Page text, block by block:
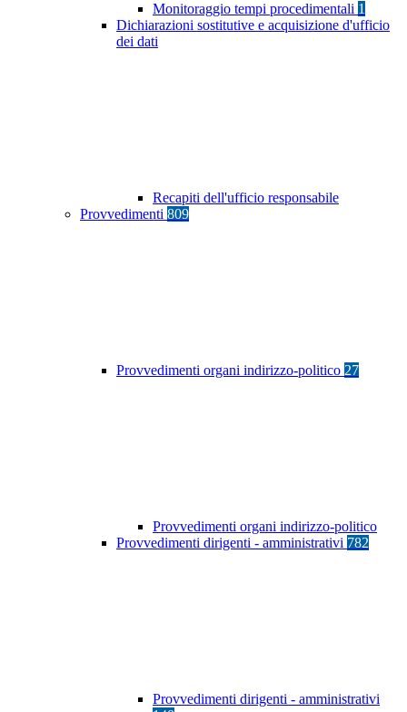
Monitoraggio tempi procedimentali 1
Dichiarazioni sostitutive e acquisizione d'ufficio
dei dati
Recapiti dell'ufficio responsabile
Provvedimenti 809
Provvedimenti organi indirizzo-politico 27
Provvedimenti organi indirizzo-politico
Provvedimenti dirigenti - amministrativi 782
Provvedimenti dirigenti - amministrativi